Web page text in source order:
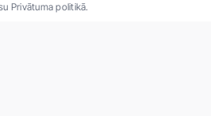
Privātuma politikā.